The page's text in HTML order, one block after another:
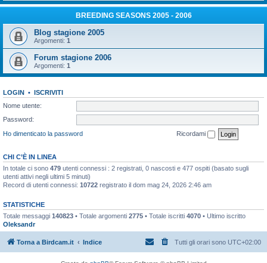
BREEDING SEASONS 2005 - 2006
Blog stagione 2005
Argomenti: 1
Forum stagione 2006
Argomenti: 1
LOGIN • ISCRIVITI
Nome utente:
Password:
Ho dimenticato la password
Ricordami
CHI C’È IN LINEA
In totale ci sono 479 utenti connessi : 2 registrati, 0 nascosti e 477 ospiti (basato sugli
utenti attivi negli ultimi 5 minuti)
Record di utenti connessi: 10722 registrato il dom mag 24, 2026 2:46 am
STATISTICHE
Totale messaggi 140823 • Totale argomenti 2775 • Totale iscritti 4070 • Ultimo iscritto
Oleksandr
Torna a Birdcam.it Indice Tutti gli orari sono UTC+02:00